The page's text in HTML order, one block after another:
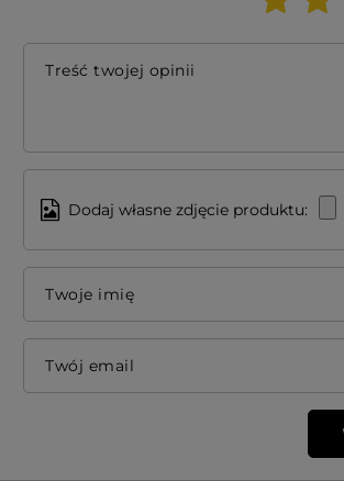
Treść twojej opinii
Dodaj własne zdjęcie produktu:
Twoje imię
Twój email